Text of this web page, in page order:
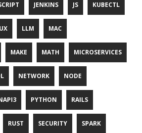
JENKINS JS KUBECTL
LLM MAC
MAKE MATH MICROSERVICES
NETWORK NODE
PYTHON RAILS
RUST SECURITY SPARK